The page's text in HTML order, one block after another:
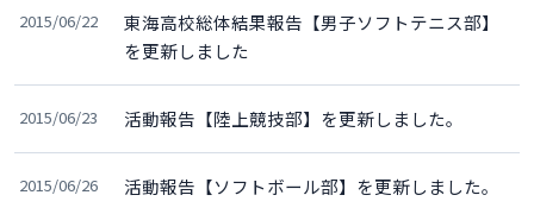
2015/06/22
東海高校総体結果報告【男子ソフトテニス部】
を更新しました
2015/06/23 活動報告【陸上競技部】を更新しました。
2015/06/26 活動報告【ソフトボール部】を更新しました。